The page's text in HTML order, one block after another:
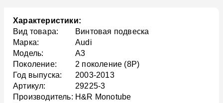
Характеристики:
Вид товара:
Винтовая подвеска
Марка:
Audi
Модель:
A3
Поколение:
2 поколение (8P)
Год выпуска:
2003-2013
Артикул:
29225-3
Производитель: H&R Monotube